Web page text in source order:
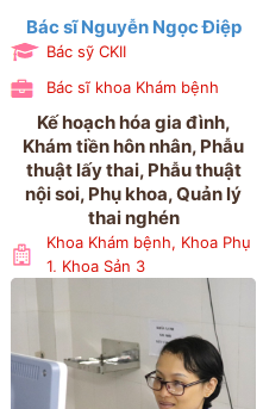
Bác sĩ Nguyễn Ngọc Điệp
Bác sỹ CKII
Bác sĩ khoa Khám bệnh
Kế hoạch hóa gia đình,
Khám tiền hôn nhân, Phẫu
thuật lấy thai, Phẫu thuật
nội soi, Phụ khoa, Quản lý
thai nghén
Khoa Khám bệnh, Khoa Phụ
1, Khoa Sản 3